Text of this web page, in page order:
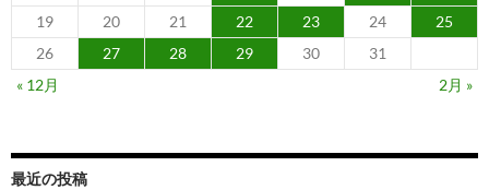
19
20 21 22 23 24
25
26
27 28 29 30
31
« 12月
2月 »
最近の投稿